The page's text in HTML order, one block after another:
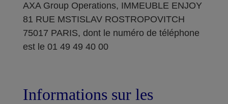
AXA Group Operations, IMMEUBLE ENJOY
81 RUE MSTISLAV ROSTROPOVITCH
75017 PARIS, dont le numéro de téléphone
est le 01 49 49 40 00
Informations sur les